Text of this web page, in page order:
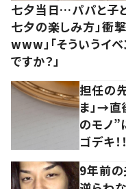
七夕当日…パパと子
七夕の楽しみ方」衝
www」「そういうイ
ですか？」
担任の
ま」→
のモノ”
ゴデキ！
9年前の